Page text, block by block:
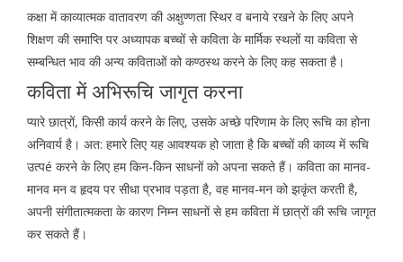
कक्षा में काव्यात्मक वातावरण की अक्षुण्णता स्थिर व बनाये रखने के लिए अपने
शिक्षण की समाप्ति पर अध्यापक बच्चों से कविता के मार्मिक स्थलों या कविता से
सम्बन्धित भाव की अन्य कविताओं को कण्ठस्थ करने के लिए कह सकता है।
कविता में अभिरूचि जागृत करना
प्यारे छात्रों, किसी कार्य करने के लिए, उसके अच्छे परिणाम के लिए रूचि का होना
अनिवार्य है। अत: हमारे लिए यह आवश्यक हो जाता है कि बच्चों की काव्य में रूचि
उत्पé करने के लिए हम किन-किन साधनों को अपना सकते हैं। कविता का मानव-
मानव मन व हृदय पर सीधा प्रभाव पड़ता है, वह मानव-मन को झकृंत करती है,
अपनी संगीतात्मकता के कारण निम्न साधनों से हम कविता में छात्रों की रूचि जागृत
कर सकते हैं।